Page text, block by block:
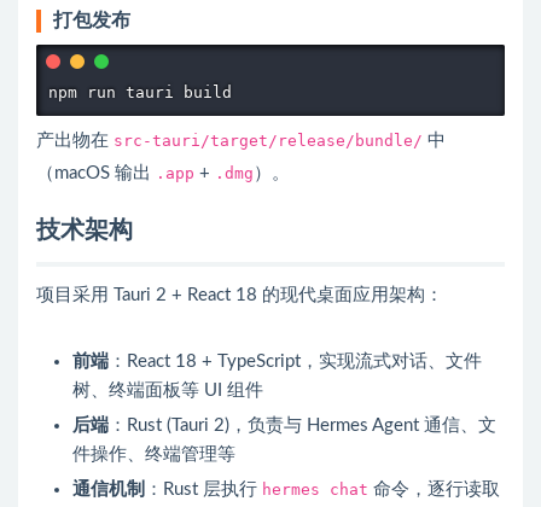
打包发布
npm run tauri build
产出物在 src-tauri/target/release/bundle/ 中
（macOS 输出 .app + .dmg ）。
技术架构
项目采用 Tauri 2 + React 18 的现代桌面应用架构：
前端 ：React 18 + TypeScript，实现流式对话、文件
树、终端面板等 UI 组件
后端 ：Rust (Tauri 2)，负责与 Hermes Agent 通信、文
件操作、终端管理等
通信机制 ：Rust 层执行 hermes chat 命令，逐行读取